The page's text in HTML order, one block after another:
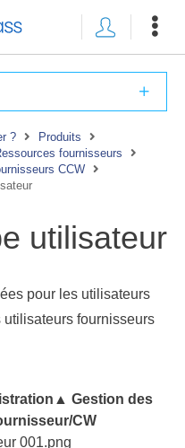
?
Produits
fournisseurs
CCW
utilisateur
pour les utilisateurs
utilisateurs fournisseurs
Gestion des
CW